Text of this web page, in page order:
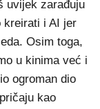
uvijek zarađuju
kreirati i AI jer
Osim toga,
u kinima već i
ogroman dio
kao